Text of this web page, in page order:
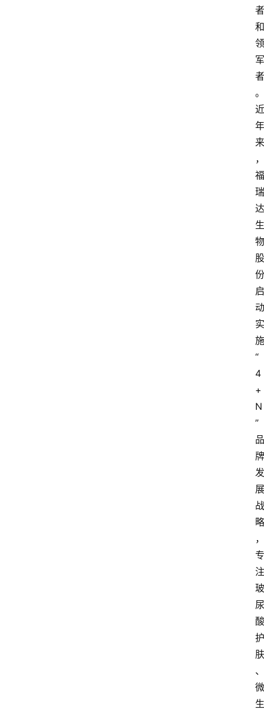
者
和
领
军
者
。
近
年
来
，
福
瑞
达
生
物
股
份
启
动
实
施
“
4
+
N
”
品
牌
发
展
战
略
，
专
注
玻
尿
酸
护
肤
、
微
生